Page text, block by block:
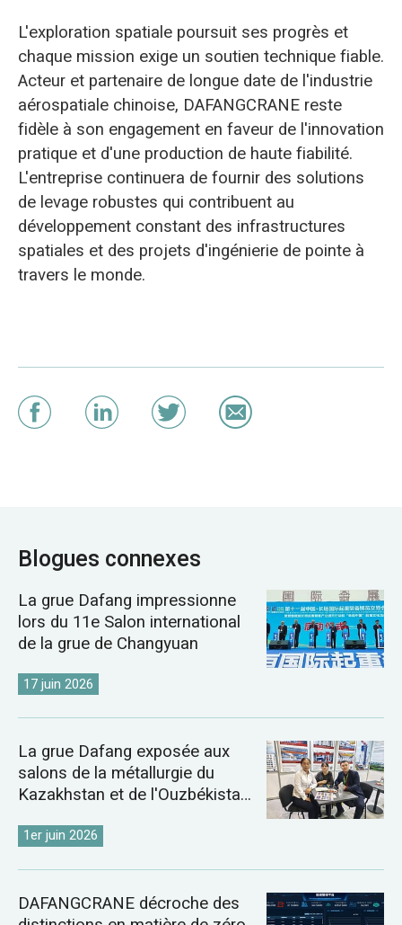
L'exploration spatiale poursuit ses progrès et
chaque mission exige un soutien technique fiable.
Acteur et partenaire de longue date de l'industrie
aérospatiale chinoise, DAFANGCRANE reste
fidèle à son engagement en faveur de l'innovation
pratique et d'une production de haute fiabilité.
L'entreprise continuera de fournir des solutions
de levage robustes qui contribuent au
développement constant des infrastructures
spatiales et des projets d'ingénierie de pointe à
travers le monde.
Blogues connexes
La grue Dafang impressionne
lors du 11e Salon international
de la grue de Changyuan
17 juin 2026
La grue Dafang exposée aux
salons de la métallurgie du
Kazakhstan et de l'Ouzbékistan
1er juin 2026
DAFANGCRANE décroche des